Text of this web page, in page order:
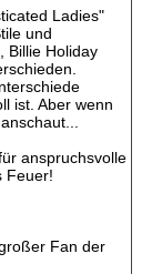
Ladies"
und
Billie Holiday
ist. Aber wenn
anspruchsvolle
Feuer!
Fan der